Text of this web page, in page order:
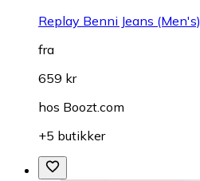
Replay Benni Jeans (Men's)
fra
659 kr
hos Boozt.com
+5 butikker